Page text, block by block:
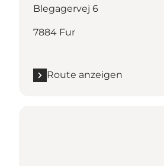
Blegagervej 6
7884 Fur
Route anzeigen